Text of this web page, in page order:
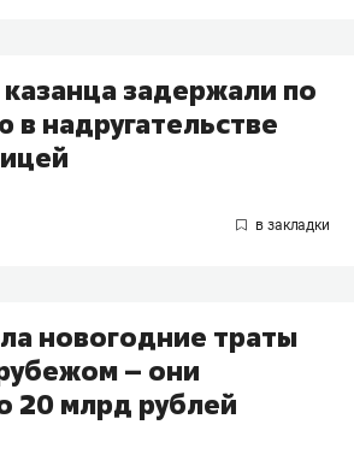
задержали по
надругательстве
новогодние траты
– они
20 млрд рублей